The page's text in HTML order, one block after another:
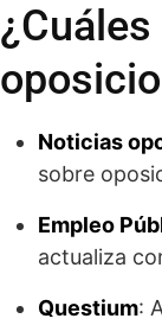
Noticias
sobre
Empleo
actualiza
Questium: